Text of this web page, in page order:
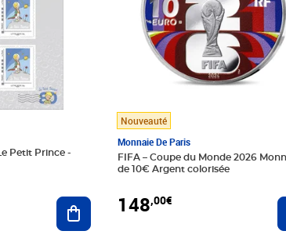
Petit Prince -
Ajouter au panier
Nouveauté
Monnaie De Paris
FIFA – Coupe du Monde 2026
de 10€ Argent colorisée
148,00€